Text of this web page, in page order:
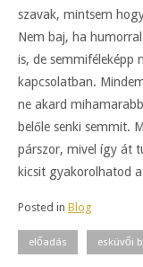
szavak, mintsem
Nem baj, ha humorral
is, de semmiféleképp
kapcsolatban.
ne akard
belőle senki semmit.
párszor, mivel így át
kicsit gyakorolhatod
Posted in Blog
előadás esküvői